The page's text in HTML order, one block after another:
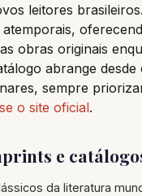
leitores
obras originais
abrange
sempre
o site oficial.
e
da literatura